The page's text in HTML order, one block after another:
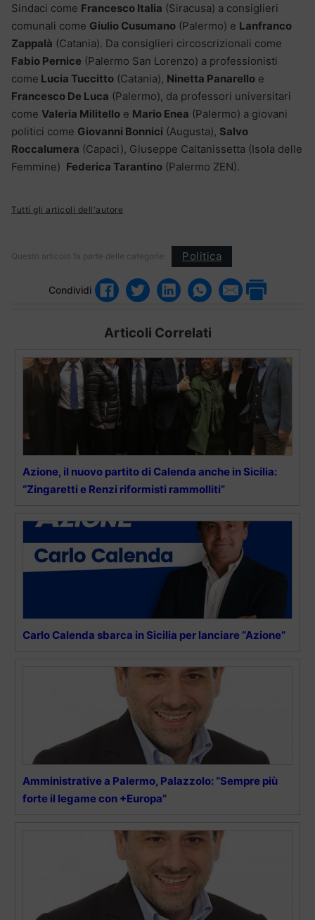
Sindaci come Francesco Italia (Siracusa) a consiglieri
comunali come Giulio Cusumano (Palermo) e Lanfranco
Zappalà (Catania). Da consiglieri circoscrizionali come
Fabio Pernice (Palermo San Lorenzo) a professionisti
come Lucia Tuccitto (Catania), Ninetta Panarello e
Francesco De Luca (Palermo), da professori universitari
come Valeria Militello e Mario Enea (Palermo) a giovani
politici come Giovanni Bonnici (Augusta), Salvo
Roccalumera (Capaci), Giuseppe Caltanissetta (Isola delle
Femmine) Federica Tarantino (Palermo ZEN).
Tutti gli articoli dell'autore
Questo articolo fa parte delle categorie: Politica
Condividi
Articoli Correlati
Azione, il nuovo partito di Calenda anche in Sicilia:
“Zingaretti e Renzi riformisti rammolliti”
Carlo Calenda sbarca in Sicilia per lanciare “Azione”
Amministrative a Palermo, Palazzolo: “Sempre più
forte il legame con +Europa”